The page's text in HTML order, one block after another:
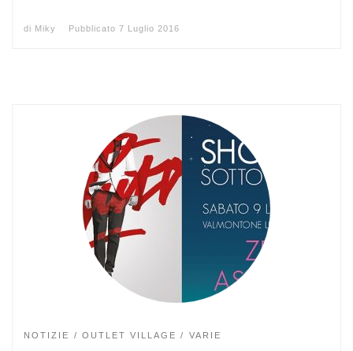
di Miky Pubblicato 7 Luglio 2016
NOTIZIE OUTLET VILLAGE VARIE